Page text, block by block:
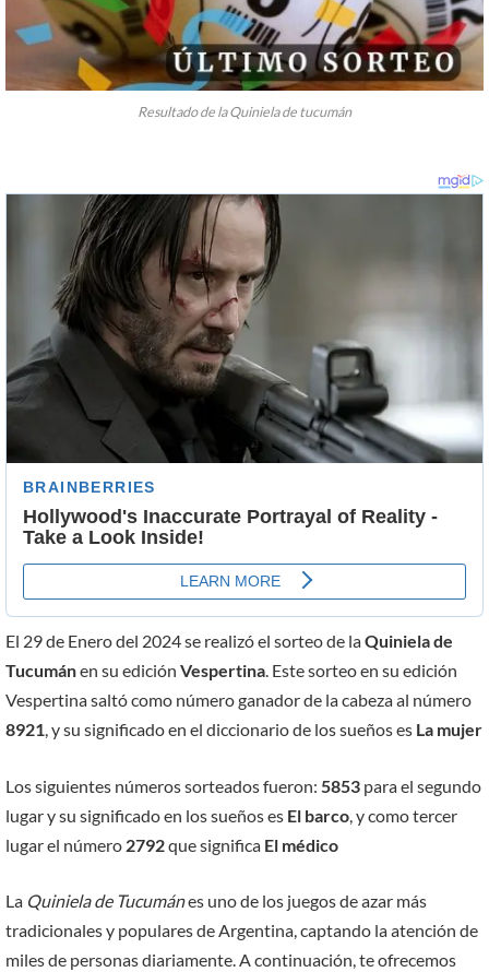
Resultado de la Quiniela de tucumán
El 29 de Enero del 2024 se realizó el sorteo de laQuiniela de
Tucumánen su edición Vespertina. Este sorteo en su edición
Vespertina saltó como número ganador de la cabeza al número
8921, y su significado en el diccionario de los sueños es La mujer
Los siguientes números sorteados fueron: 5853 para el segundo
lugar y su significado en los sueños es El barco , y como tercer
lugar el número 2792que significa El médico
La Quiniela de Tucumánes uno de los juegos de azar más
tradicionales y populares de Argentina, captando la atención de
miles de personas diariamente. A continuación, te ofrecemos